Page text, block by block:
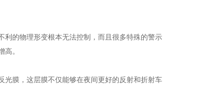
的物理形变根本无法控制，而且很多特殊的警示
。
光膜，这层膜不仅能够在夜间更好的反射和折射车